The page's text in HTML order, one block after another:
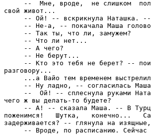
--  Мне, вроде,  не слишком
свой живот...
-- Ой! -- вскрикнула Наташка.
-- Не-а, -- покачала Маша
     -- Так ты, что ли, замужем?
     -- Что ли нет...
     -- А чего?
     -- Не берут...
-- Кто это тебя не берет? --
разговору...
...а Вайо тем временем
-- Ну ладно, -- согласилась
--  Ой! -- сплеснула руками
чего ж вы делать-то будете?
-- А! -- сказала Маша. -- В
поженимся!   Шутка,   конечно...
задерживается? -- глянула на
-- Вроде, по расписанию.